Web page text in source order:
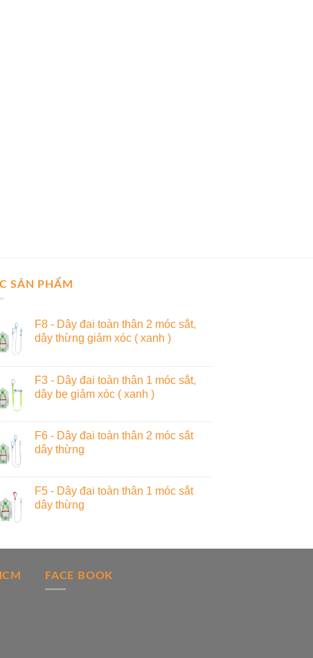
SẢN PHẨM
F8 - Dây đai toàn thân 2 móc sắt,
dây thừng giảm xóc ( xanh )
F3 - Dây đai toàn thân 1 móc sắt,
dây bẹ giảm xóc ( xanh )
F6 - Dây đai toàn thân 2 móc sắt
dây thừng
F5 - Dây đai toàn thân 1 móc sắt
dây thừng
FACE BOOK